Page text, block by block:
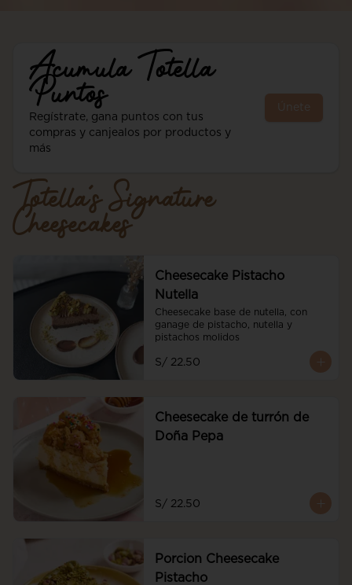
Acumula
Totella
Puntos
Regístrate, gana puntos con tus
compras y canjealos por productos y
más
Únete
Totella´s Signature
Cheesecakes
Cheesecake Pistacho
Nutella
Cheesecake base de nutella, con
ganage de pistacho, nutella y
pistachos molidos
S/ 22.50
Cheesecake de turrón de
Doña Pepa
S/ 22.50
Porcion Cheesecake
Pistacho